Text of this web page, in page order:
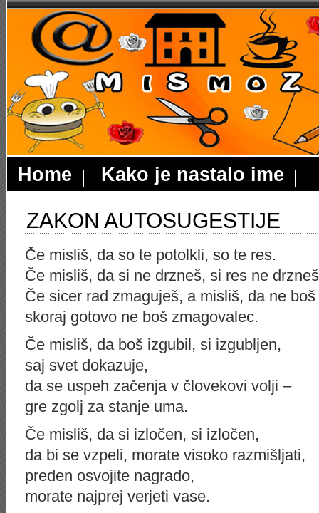
Home Kako je nastalo ime
ZAKON AUTOSUGESTIJE
Če misliš, da so te potolkli, so te res.
Če misliš, da si ne drzneš, si res ne
Če sicer rad zmaguješ, a misliš, da ne
skoraj gotovo ne boš zmagovalec.
Če misliš, da boš izgubil, si izgubljen,
saj svet dokazuje,
da se uspeh začenja v človekovi volji –
gre zgolj za stanje uma.
Če misliš, da si izločen, si izločen,
da bi se vzpeli, morate visoko razmišljati,
preden osvojite nagrado,
morate najprej verjeti vase.